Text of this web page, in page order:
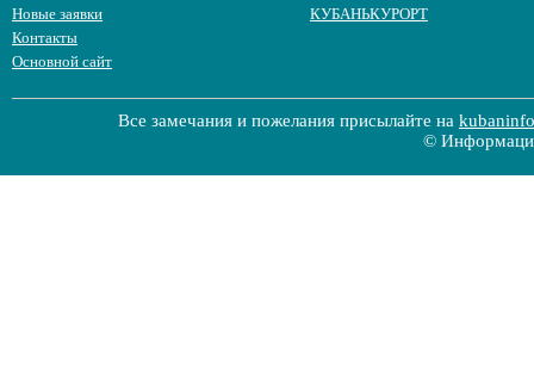
Новые заявки
Контакты
Основной сайт
КУБАНЬКУРОРТ
Все замечания и пожелания присылайте на
©